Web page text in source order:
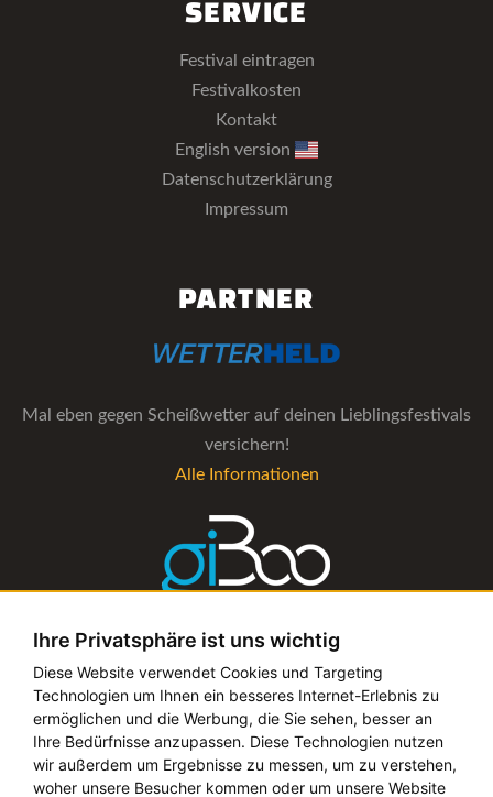
Ihre Privatsphäre ist uns wichtig
Diese Website verwendet Cookies und Targeting
Technologien um Ihnen ein besseres Internet-Erlebnis zu
ermöglichen und die Werbung, die Sie sehen, besser an
Ihre Bedürfnisse anzupassen. Diese Technologien nutzen
wir außerdem um Ergebnisse zu messen, um zu verstehen,
woher unsere Besucher kommen oder um unsere Website
SERVICE
Festival eintragen
Festivalkosten
Kontakt
English version
Datenschutzerklärung
Impressum
PARTNER
Mal eben gegen Scheißwetter auf deinen Lieblingsfestivals
versichern!
Alle Informationen
Die Verwaltungs-Software für alle Künstler- und
Bookingagenturen
Alle Informationen